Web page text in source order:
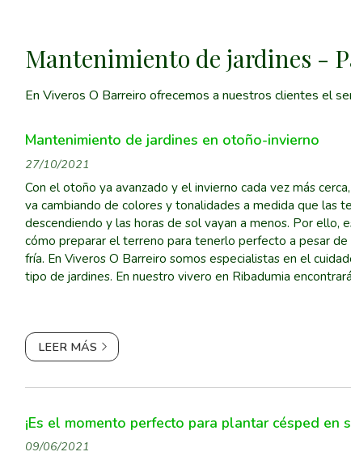
Mantenimiento de jardines -
En Viveros O Barreiro ofrecemos a nuestros clientes el
Mantenimiento de jardines en otoño-invierno
27/10/2021
Con el otoño ya avanzado y el invierno cada vez más
va cambiando de colores y tonalidades a medida que las
descendiendo y las horas de sol vayan a menos. Por ello,
cómo preparar el terreno para tenerlo perfecto a pesar de
fría. En Viveros O Barreiro somos especialistas en el
tipo de jardines. En nuestro vivero en Ribadumia
LEER MÁS
¡Es el momento perfecto para plantar césped en
09/06/2021